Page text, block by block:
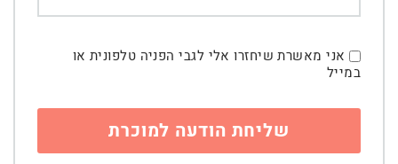
אני מאשרת שיחזרו אלי לגבי הפניה טלפונית או
במייל